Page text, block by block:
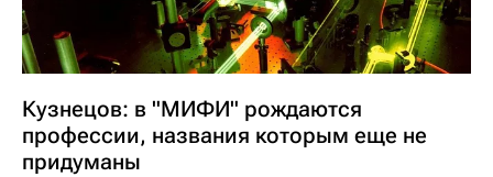
Кузнецов: в "МИФИ" рождаются
профессии, названия которым еще не
придуманы